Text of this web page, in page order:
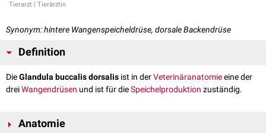
Tierarzt | Tierärztin
Synonym: hintere Wangenspeicheldrüse, dorsale Backendrüse
Definition
DieGlandula buccalis dorsalis ist in derVeterinäranatomieeine der
dreiWangendrüsen und ist für dieSpeichelproduktion zuständig.
Anatomie